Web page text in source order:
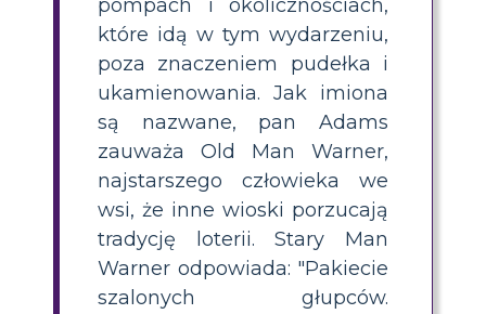
pompach i okolicznościach,
które idą w tym wydarzeniu,
poza znaczeniem pudełka i
ukamienowania. Jak imiona
są nazwane, pan Adams
zauważa Old Man Warner,
najstarszego człowieka we
wsi, że inne wioski porzucają
tradycję loterii. Stary Man
Warner odpowiada: "Pakiecie
szalonych głupców.